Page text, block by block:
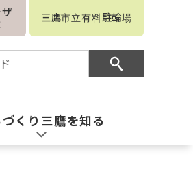
三鷹市立有料駐輪場
づくり三鷹を知る